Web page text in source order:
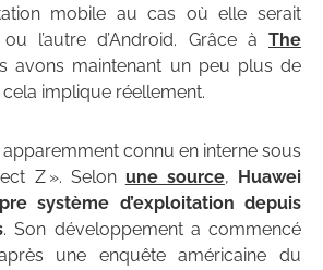
mobile au cas où elle serait
l’autre d’Android. Grâce à The
avons maintenant un peu plus de
implique réellement.
apparemment connu en interne sous
Z ». Selon une source, Huawei
système d’exploitation depuis
. Son développement a commencé
une enquête américaine du